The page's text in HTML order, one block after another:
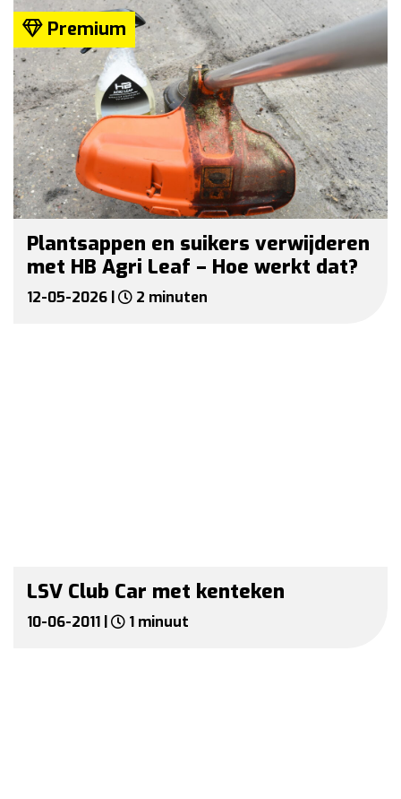
Premium
Plantsappen en suikers verwijderen
met HB Agri Leaf – Hoe werkt dat?
12-05-2026 | 2 minuten
LSV Club Car met kenteken
10-06-2011 | 1 minuut